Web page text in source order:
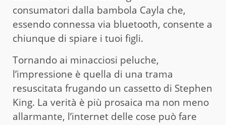
consumatori dalla bambola Cayla che,
essendo connessa via bluetooth, consente a
chiunque di spiare i tuoi figli.
Tornando ai minacciosi peluche,
l’impressione è quella di una trama
resuscitata frugando un cassetto di Stephen
King. La verità è più prosaica ma non meno
allarmante, l’internet delle cose può fare